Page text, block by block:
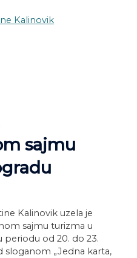
sajmu
Kalinovik uzela je
sajmu turizma u
periodu od 20. do 23.
sloganom „Jedna karta,